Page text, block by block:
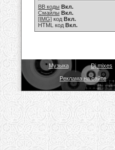
BB коды Вкл.
Смайлы Вкл.
[IMG] код Вкл.
HTML код Вкл.
Музыка Dj mixes
Реклама на сайте